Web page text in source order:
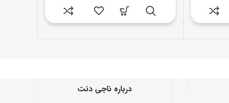
درباره ناجی دنت